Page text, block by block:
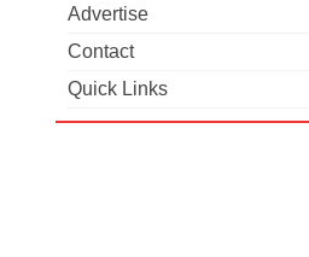
Advertise
Contact
Quick Links